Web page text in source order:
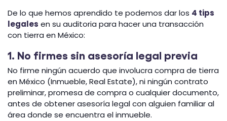
De lo que hemos aprendido te podemos dar los 4 tips
legales en su auditoria para hacer una transacción
con tierra en México:
1. No firmes sin asesoría legal previa
No firme ningún acuerdo que involucra compra de tierra
en México (Inmueble, Real Estate), ni ningún contrato
preliminar, promesa de compra o cualquier documento,
antes de obtener asesoría legal con alguien familiar al
área donde se encuentra el inmueble.